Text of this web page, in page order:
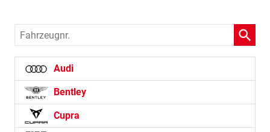
Fahrzeugnr.
Audi
Bentley
Cupra